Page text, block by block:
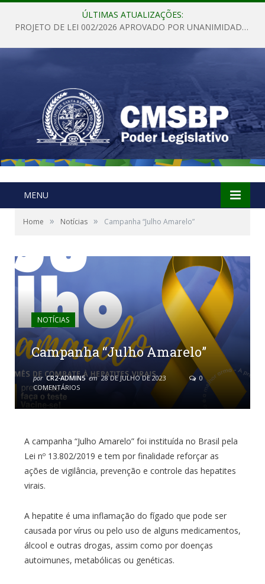
ÚLTIMAS ATUALIZAÇÕES:
PROJETO DE LEI 002/2026 APROVADO POR UNANIMIDADE EM SESSÃO ORDINÁRIA NESTA QUINTA – FEIRA 28 DE MAIO DE 2026
MENU
Home » Notícias » Campanha “Julho Amarelo”
NOTÍCIAS
Campanha “Julho Amarelo”
por CR2-ADMIN5 em 28 DE JULHO DE 2023
0
COMENTÁRIOS
A campanha “Julho Amarelo” foi instituída no Brasil pela
Lei nº 13.802/2019 e tem por finalidade reforçar as
ações de vigilância, prevenção e controle das hepatites
virais.
A hepatite é uma inflamação do fígado que pode ser
causada por vírus ou pelo uso de alguns medicamentos,
álcool e outras drogas, assim como por doenças
autoimunes, metabólicas ou genéticas.